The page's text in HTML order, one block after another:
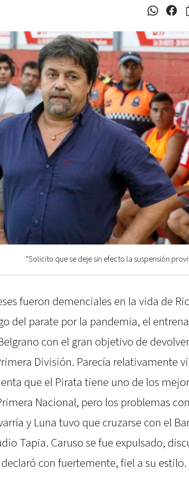
"Solicito que se deje sin efecto la suspensión
fueron demenciales en la vida de
del parate por la pandemia, el
con el gran objetivo de
División. Parecía relativamente
que el Pirata tiene uno de los
Nacional, pero los problemas
y Luna tuvo que cruzarse con el
Tapia. Caruso se fue expulsado,
con fuertemente, fiel a su estilo.